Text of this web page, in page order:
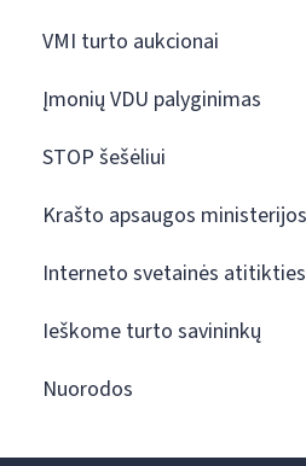
VMI turto aukcionai
Įmonių VDU palyginimas
STOP šešėliui
Krašto apsaugos
Interneto svetainės
Ieškome turto savininkų
Nuorodos